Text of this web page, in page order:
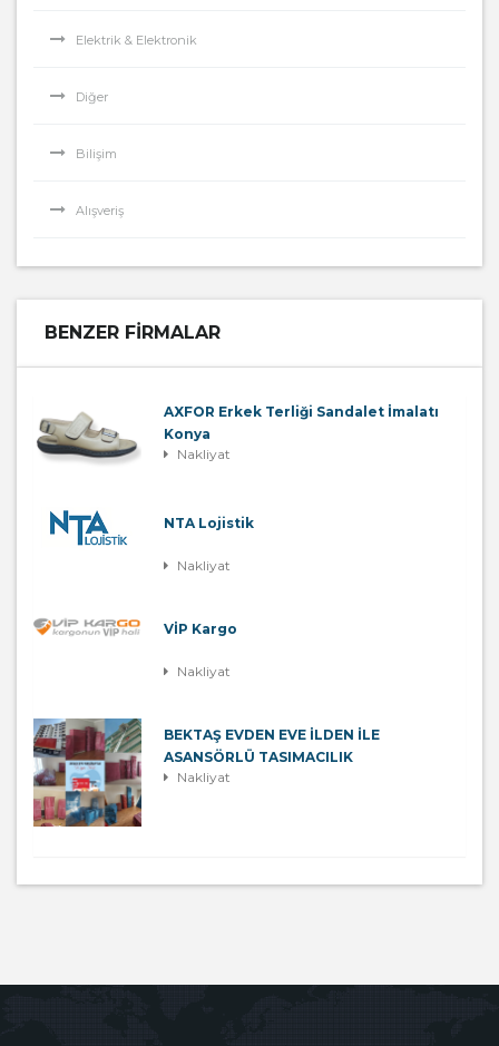
Elektrik & Elektronik
Diğer
Bilişim
Alışveriş
BENZER FIRMALAR
AXFOR Erkek Terliği Sandalet İmalatı
Konya
Nakliyat
NTA Lojistik
Nakliyat
VİP Kargo
Nakliyat
BEKTAŞ EVDEN EVE İLDEN İLE
ASANSÖRLÜ TASIMACILIK
Nakliyat